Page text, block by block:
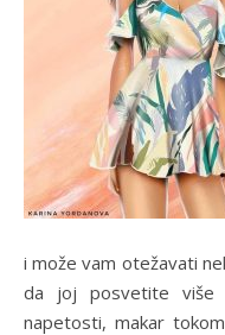
i može vam otežavati
da joj posvetite
napetosti, makar